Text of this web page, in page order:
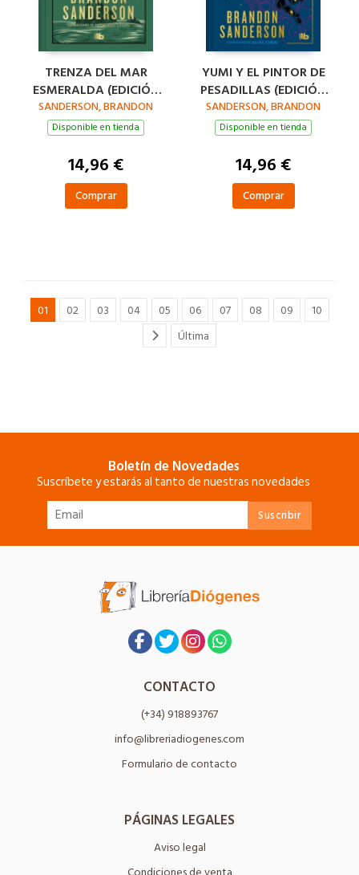
TRENZA DEL MAR
ESMERALDA (EDICIÓN
LIMITADA)
SANDERSON, BRANDON
Disponible en tienda
14,96 €
Comprar
YUMI Y EL PINTOR DE
PESADILLAS (EDICIÓN
LIMITADA)
SANDERSON, BRANDON
Disponible en tienda
14,96 €
Comprar
01 02 03 04 05 06 07 08 09
10
Última
Boletín de Novedades
Suscríbete y estarás al tanto de nuestras novedades
CONTACTO
(+34) 918893767
info@libreriadiogenes.com
Formulario de contacto
PÁGINAS LEGALES
Aviso legal